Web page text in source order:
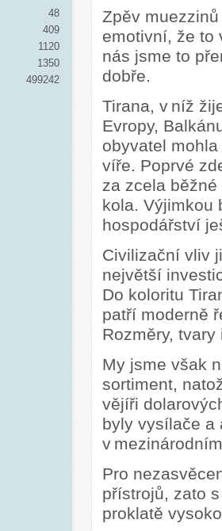
48
409
1120
1350
499242
Zpěv
emotivní, že to
nás jsme to
dobře.
Tirana, v níž
Evropy,
obyvatel
víře. Poprvé
za zcela
kola. Výjimkou
hospodářství
Civilizační vliv
největší
Do koloritu
patří moderně
Rozměry,
My jsme však
sortiment,
vějíři
byly vysílače a
v
Pro
přístrojů, zato
proklatě